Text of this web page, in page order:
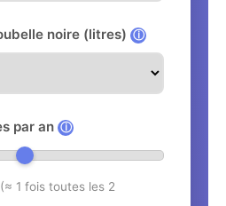
noire (litres) ⓘ
par an ⓘ
(≈ 1 fois toutes les 2